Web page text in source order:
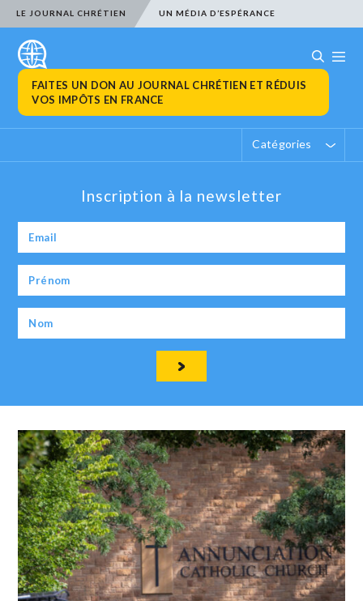
LE JOURNAL CHRÉTIEN UN MÉDIA D’ESPÉRANCE
FAITES UN DON AU JOURNAL CHRÉTIEN ET RÉDUIS
VOS IMPÔTS EN FRANCE
Catégories
Inscription à la newsletter